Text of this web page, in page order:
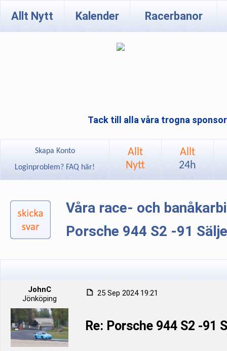
Allt Nytt Kalender Racerbanor
Tack till alla våra trogna
Skapa Konto
Loginproblem? FAQ här!
Allt
Nytt
Allt
24h
Våra race- och
Porsche 944 S2 -91
JohnC
Jönköping
25 Sep 2024 19:21
Re: Porsche 944 S2 -91